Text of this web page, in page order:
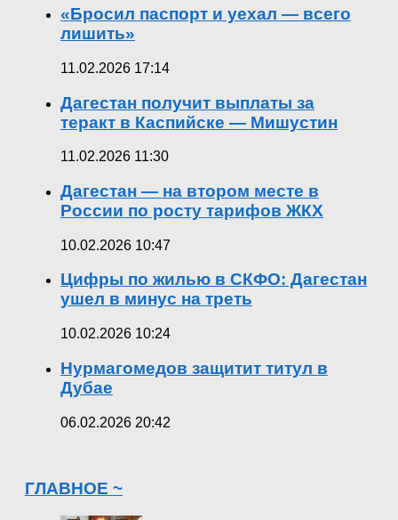
«Бросил паспорт и уехал — всего
лишить»
11.02.2026 17:14
Дагестан получит выплаты за
теракт в Каспийске — Мишустин
11.02.2026 11:30
Дагестан — на втором месте в
России по росту тарифов ЖКХ
10.02.2026 10:47
Цифры по жилью в СКФО: Дагестан
ушел в минус на треть
10.02.2026 10:24
Нурмагомедов защитит титул в
Дубае
06.02.2026 20:42
ГЛАВНОЕ ~